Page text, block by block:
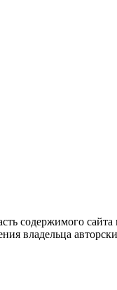
содержимого
владельца